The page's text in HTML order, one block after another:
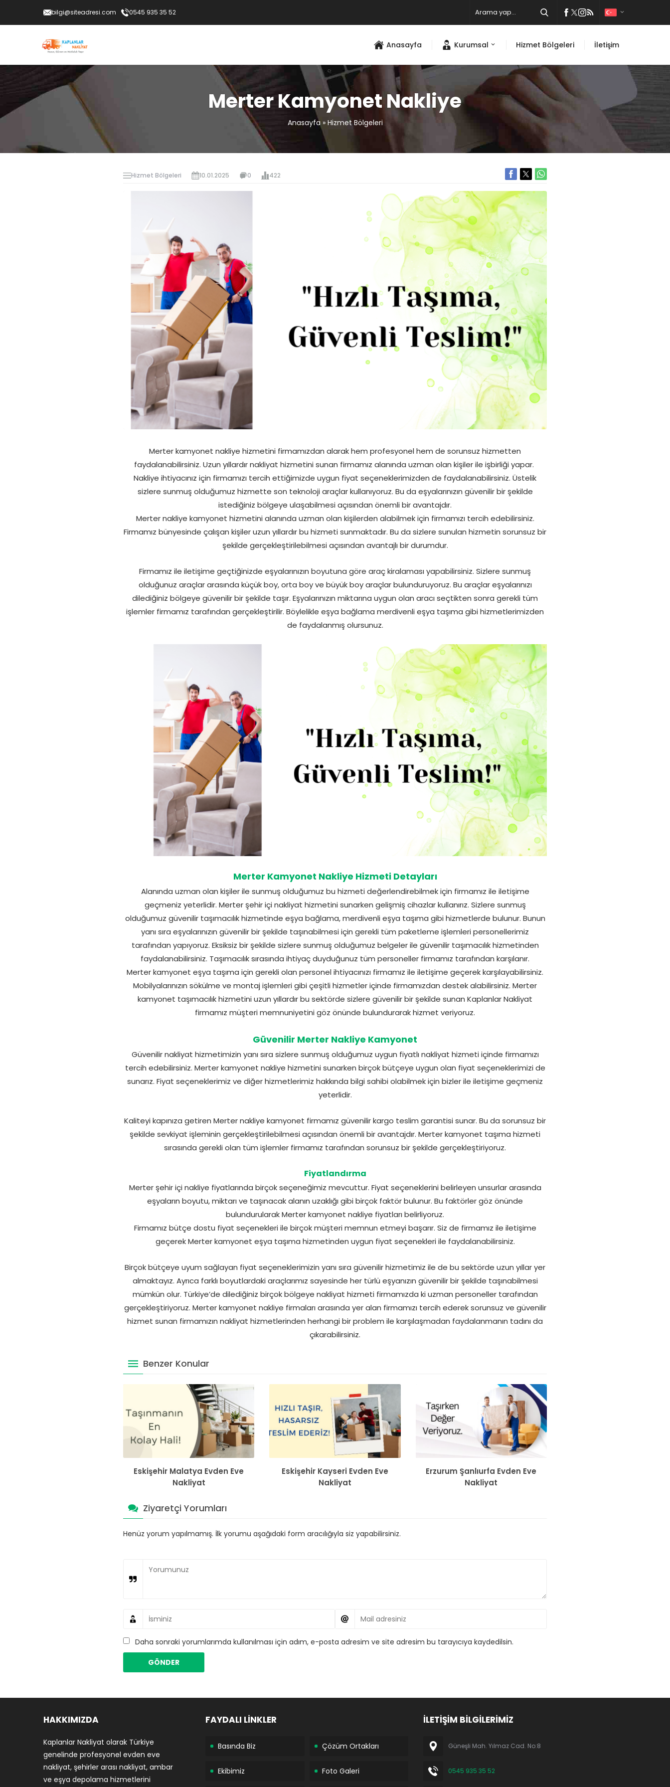
bilgi@siteadresi.com 0545 935 35 52
Anasayfa Kurumsal Hizmet Bölgeleri İletişim
Merter Kamyonet Nakliye
Anasayfa» Hizmet Bölgeleri
Hizmet Bölgeleri 10.01.2025 0 422
Merter kamyonet nakliye hizmetini firmamızdan alarak hem profesyonel hem de sorunsuz hizmetten
faydalanabilirsiniz. Uzun yıllardır nakliyat hizmetini sunan firmamız alanında uzman olan kişiler ile işbirliği yapar.
Nakliye ihtiyacınız için firmamızı tercih ettiğimizde uygun fiyat seçeneklerimizden de faydalanabilirsiniz. Üstelik
sizlere sunmuş olduğumuz hizmette son teknoloji araçlar kullanıyoruz. Bu da eşyalarınızın güvenilir bir şekilde
istediğiniz bölgeye ulaşabilmesi açısından önemli bir avantajdır.
Merter nakliye kamyonet hizmetini alanında uzman olan kişilerden alabilmek için firmamızı tercih edebilirsiniz.
Firmamız bünyesinde çalışan kişiler uzun yıllardır bu hizmeti sunmaktadır. Bu da sizlere sunulan hizmetin sorunsuz bir
şekilde gerçekleştirilebilmesi açısından avantajlı bir durumdur.
Firmamız ile iletişime geçtiğinizde eşyalarınızın boyutuna göre araç kiralaması yapabilirsiniz. Sizlere sunmuş
olduğunuz araçlar arasında küçük boy, orta boy ve büyük boy araçlar bulunduruyoruz. Bu araçlar eşyalarınızı
dilediğiniz bölgeye güvenilir bir şekilde taşır. Eşyalarınızın miktarına uygun olan aracı seçtikten sonra gerekli tüm
işlemler firmamız tarafından gerçekleştirilir. Böylelikle eşya bağlama merdivenli eşya taşıma gibi hizmetlerimizden
de faydalanmış olursunuz.
Merter Kamyonet Nakliye Hizmeti Detayları
Alanında uzman olan kişiler ile sunmuş olduğumuz bu hizmeti değerlendirebilmek için firmamız ile iletişime
geçmeniz yeterlidir. Merter şehir içi nakliyat hizmetini sunarken gelişmiş cihazlar kullanırız. Sizlere sunmuş
olduğumuz güvenilir taşımacılık hizmetinde eşya bağlama, merdivenli eşya taşıma gibi hizmetlerde bulunur. Bunun
yanı sıra eşyalarınızın güvenilir bir şekilde taşınabilmesi için gerekli tüm paketleme işlemleri personellerimiz
tarafından yapıyoruz. Eksiksiz bir şekilde sizlere sunmuş olduğumuz belgeler ile güvenilir taşımacılık hizmetinden
faydalanabilirsiniz. Taşımacılık sırasında ihtiyaç duyduğunuz tüm personeller firmamız tarafından karşılanır.
Merter kamyonet eşya taşıma için gerekli olan personel ihtiyacınızı firmamız ile iletişime geçerek karşılayabilirsiniz.
Mobilyalarınızın sökülme ve montaj işlemleri gibi çeşitli hizmetler içinde firmamızdan destek alabilirsiniz. Merter
kamyonet taşımacılık hizmetini uzun yıllardır bu sektörde sizlere güvenilir bir şekilde sunan Kaplanlar Nakliyat
firmamız müşteri memnuniyetini göz önünde bulundurarak hizmet veriyoruz.
Güvenilir Merter Nakliye Kamyonet
Güvenilir nakliyat hizmetimizin yanı sıra sizlere sunmuş olduğumuz uygun fiyatlı nakliyat hizmeti içinde firmamızı
tercih edebilirsiniz. Merter kamyonet nakliye hizmetini sunarken birçok bütçeye uygun olan fiyat seçeneklerimizi de
sunarız. Fiyat seçeneklerimiz ve diğer hizmetlerimiz hakkında bilgi sahibi olabilmek için bizler ile iletişime geçmeniz
yeterlidir.
Kaliteyi kapınıza getiren Merter nakliye kamyonet firmamız güvenilir kargo teslim garantisi sunar. Bu da sorunsuz bir
şekilde sevkiyat işleminin gerçekleştirilebilmesi açısından önemli bir avantajdır. Merter kamyonet taşıma hizmeti
sırasında gerekli olan tüm işlemler firmamız tarafından sorunsuz bir şekilde gerçekleştiriyoruz.
Fiyatlandırma
Merter şehir içi nakliye fiyatlarında birçok seçeneğimiz mevcuttur. Fiyat seçeneklerini belirleyen unsurlar arasında
eşyaların boyutu, miktarı ve taşınacak alanın uzaklığı gibi birçok faktör bulunur. Bu faktörler göz önünde
bulundurularak Merter kamyonet nakliye fiyatları belirliyoruz.
Firmamız bütçe dostu fiyat seçenekleri ile birçok müşteri memnun etmeyi başarır. Siz de firmamız ile iletişime
geçerek Merter kamyonet eşya taşıma hizmetinden uygun fiyat seçenekleri ile faydalanabilirsiniz.
Birçok bütçeye uyum sağlayan fiyat seçeneklerimizin yanı sıra güvenilir hizmetimiz ile de bu sektörde uzun yıllar yer
almaktayız. Ayrıca farklı boyutlardaki araçlarımız sayesinde her türlü eşyanızın güvenilir bir şekilde taşınabilmesi
mümkün olur. Türkiye’de dilediğiniz birçok bölgeye nakliyat hizmeti firmamızda ki uzman personeller tarafından
gerçekleştiriyoruz. Merter kamyonet nakliye firmaları arasında yer alan firmamızı tercih ederek sorunsuz ve güvenilir
hizmet sunan firmamızın nakliyat hizmetlerinden herhangi bir problem ile karşılaşmadan faydalanmanın tadını da
çıkarabilirsiniz.
Benzer Konular
Eskişehir Malatya Evden Eve
Nakliyat
Eskişehir Kayseri Evden Eve
Nakliyat
Erzurum Şanlıurfa Evden Eve
Nakliyat
Ziyaretçi Yorumları
Henüz yorum yapılmamış. İlk yorumu aşağıdaki form aracılığıyla siz yapabilirsiniz.
Daha sonraki yorumlarımda kullanılması için adım, e-posta adresim ve site adresim bu tarayıcıya kaydedilsin.
HAKKIMIZDA
Kaplanlar Nakliyat olarak Türkiye
genelinde profesyonel evden eve
nakliyat, şehirler arası nakliyat, ambar
ve eşya depolama hizmetlerini
FAYDALI LİNKLER
Basında Biz Çözüm Ortakları
Ekibimiz Foto Galeri
İLETİŞİM BİLGİLERİMİZ
Güneşli Mah. Yılmaz Cad. No:8
0545 935 35 52